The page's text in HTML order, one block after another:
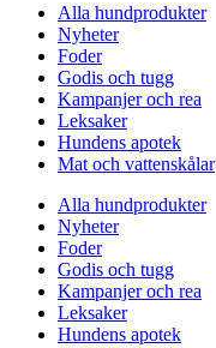
Alla hundprodukter
Nyheter
Foder
Godis och tugg
Kampanjer och rea
Leksaker
Hundens apotek
Mat och vattenskålar
Alla hundprodukter
Nyheter
Foder
Godis och tugg
Kampanjer och rea
Leksaker
Hundens apotek